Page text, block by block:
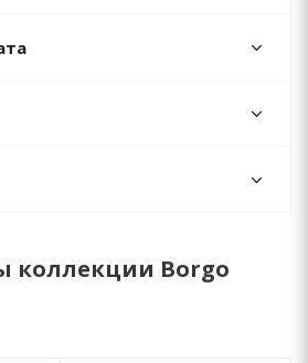
коллекции Borgo